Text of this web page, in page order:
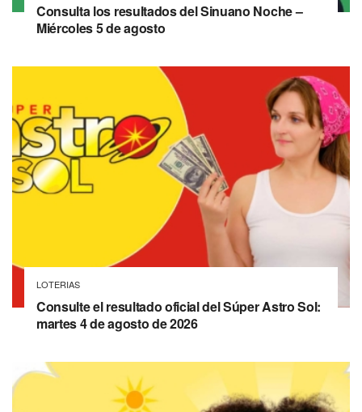
Consulta los resultados del Sinuano Noche –
Miércoles 5 de agosto
LOTERIAS
Consulte el resultado oficial del Súper Astro Sol:
martes 4 de agosto de 2026